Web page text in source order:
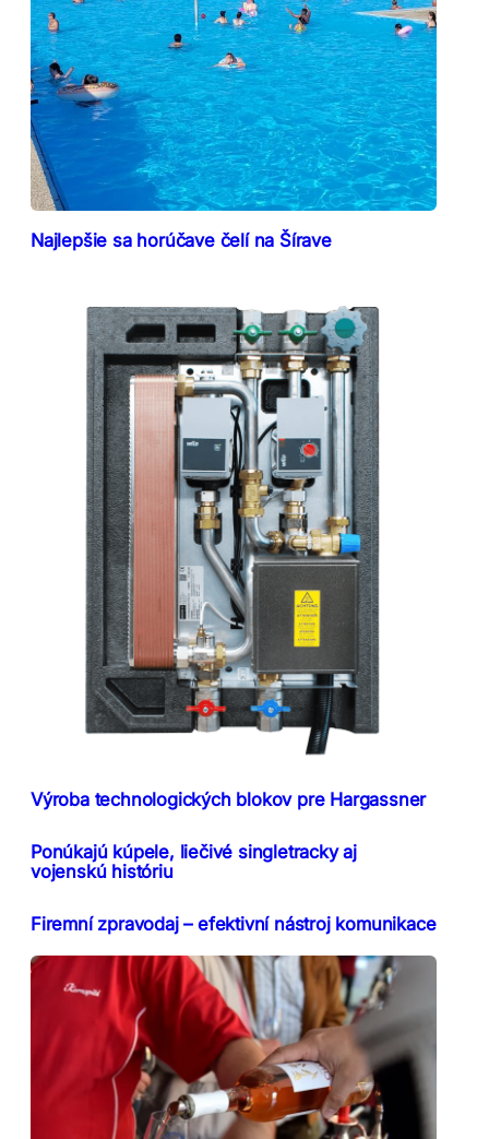
Najlepšie sa horúčave čelí na Šírave
Výroba technologických blokov pre Hargassner
Ponúkajú kúpele, liečivé singletracky aj
vojenskú históriu
Firemní zpravodaj – efektivní nástroj komunikace